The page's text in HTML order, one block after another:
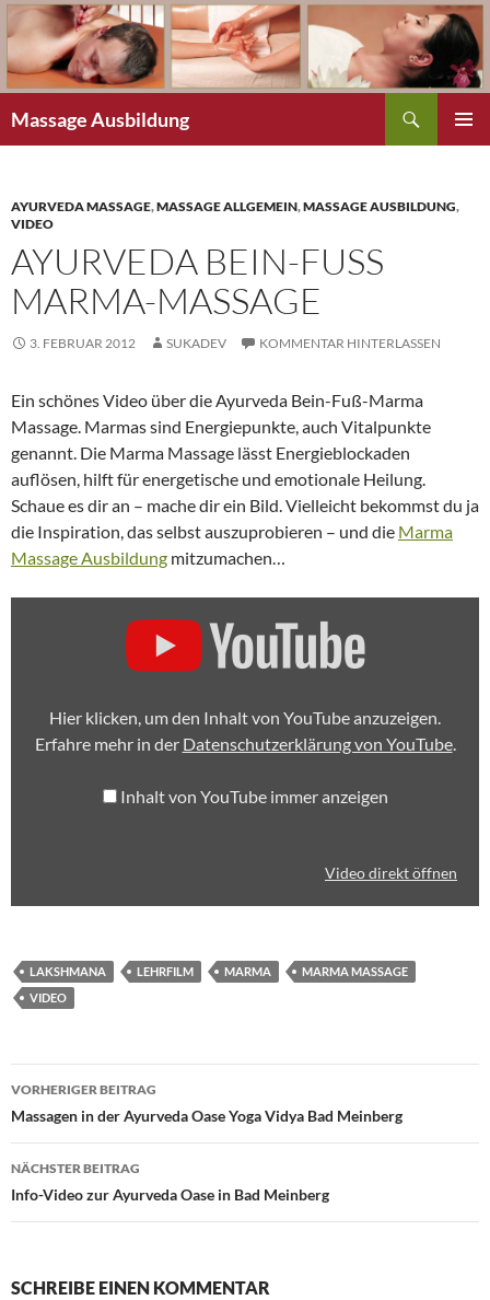
Zum
Inhalt
springen
Massage Ausbildung
AYURVEDA MASSAGE,MASSAGE ALLGEMEIN,MASSAGE AUSBILDUNG,
VIDEO
AYURVEDA BEIN-FUSS M
ARMA-MASSAGE
3. FEBRUAR 2012 SUKADEV KOMMENTAR HINTERLASSEN
Ein schönes Video über die Ayurveda Bein-Fuß-Marma
Massage. Marmas sind Energiepunkte, auch Vitalpunkte
genannt. Die Marma Massage lässt Energieblockaden
auflösen, hilft für energetische und emotionale Heilung.
Schaue es dir an – mache dir ein Bild. Vielleicht bekommst du ja
die Inspiration, das selbst auszuprobieren – und die Marma
Massage Ausbildung mitzumachen…
Hier klicken, um den Inhalt von YouTube anzuzeigen.
Erfahre mehr in der Datenschutzerklärung von YouTube.
Inhalt von YouTube immer anzeigen
Video direkt öffnen
LAKSHMANA LEHRFILM MARMA
MARMA MASSAGE
VIDEO
Beitragsnavigation
VORHERIGER BEITRAG
Massagen in der Ayurveda Oase Yoga Vidya Bad Meinberg
NÄCHSTER BEITRAG
Info-Video zur Ayurveda Oase in Bad Meinberg
SCHREIBE EINEN KOMMENTAR